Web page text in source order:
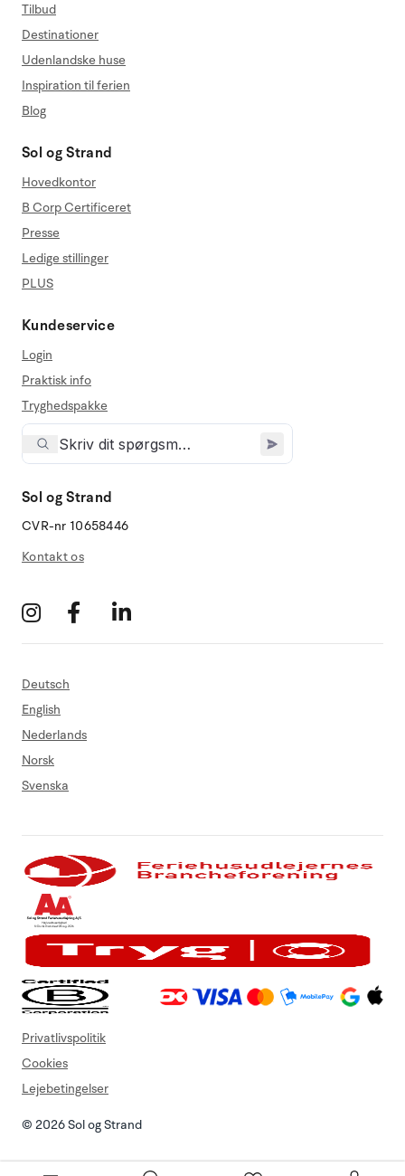
Tilbud
Destinationer
Udenlandske huse
Inspiration til ferien
Blog
Sol og Strand
Hovedkontor
B Corp Certificeret
Presse
Ledige stillinger
PLUS
Kundeservice
Login
Praktisk info
Tryghedspakke
Sol og Strand
CVR-nr 10658446
Kontakt os
Deutsch
English
Nederlands
Norsk
Svenska
© 2026 Sol og Strand
Privatlivspolitik
Cookies
Lejebetingelser